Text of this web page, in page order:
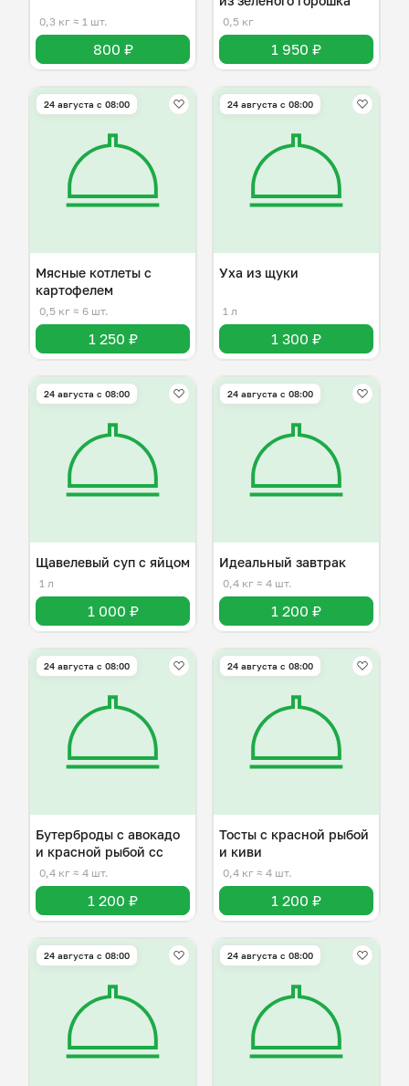
0,3 кг ≈ 1 шт.
800 ₽
0,5 кг
1 950 ₽
24 августа с 08:00
Мясные котлеты с
картофелем
0,5 кг ≈ 6 шт.
1 250 ₽
24 августа с 08:00
Уха из щуки
1 л
1 300 ₽
24 августа с 08:00
Щавелевый суп с яйцом
1 л
1 000 ₽
24 августа с 08:00
Идеальный завтрак
0,4 кг ≈ 4 шт.
1 200 ₽
24 августа с 08:00
Бутерброды с авокадо
и красной рыбой сс
0,4 кг ≈ 4 шт.
1 200 ₽
24 августа с 08:00
Тосты с красной рыбой
и киви
0,4 кг ≈ 4 шт.
1 200 ₽
24 августа с 08:00 24 августа с 08:00